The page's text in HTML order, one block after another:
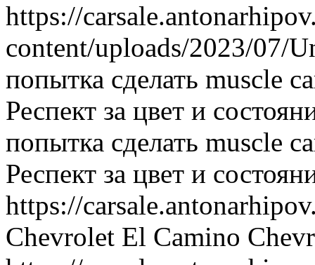
https://
content/uploads/2023/07/
попытка сделать muscle
Респект за цвет и
попытка сделать muscle
Респект за цвет и
https://
Chevrolet El Camino